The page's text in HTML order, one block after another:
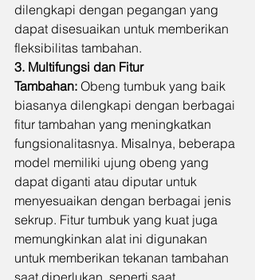
dilengkapi dengan pegangan yang
dapat disesuaikan untuk memberikan
fleksibilitas tambahan.
3. Multifungsi dan Fitur
Tambahan: Obeng tumbuk yang baik
biasanya dilengkapi dengan berbagai
fitur tambahan yang meningkatkan
fungsionalitasnya. Misalnya, beberapa
model memiliki ujung obeng yang
dapat diganti atau diputar untuk
menyesuaikan dengan berbagai jenis
sekrup. Fitur tumbuk yang kuat juga
memungkinkan alat ini digunakan
untuk memberikan tekanan tambahan